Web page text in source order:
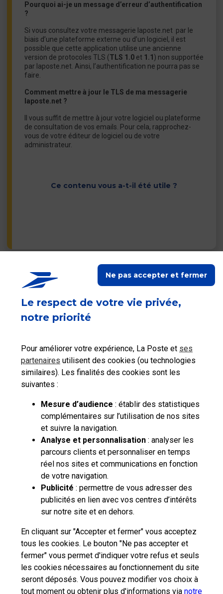
Le respect de votre vie privée,
notre priorité
Pour améliorer votre expérience, La Poste et ses
partenaires utilisent des cookies (ou technologies
similaires). Les finalités des cookies sont les
suivantes :
Mesure d’audience : établir des statistiques
complémentaires sur l’utilisation de nos sites
et suivre la navigation.
Analyse et personnalisation : analyser les
parcours clients et personnaliser en temps
réel nos sites et communications en fonction
de votre navigation.
Publicité : permettre de vous adresser des
publicités en lien avec vos centres d’intérêts
sur notre site et en dehors.
En cliquant sur "Accepter et fermer" vous acceptez
tous les cookies. Le bouton "Ne pas accepter et
fermer" vous permet d'indiquer votre refus et seuls
les cookies nécessaires au fonctionnement du site
seront déposés. Vous pouvez modifier vos choix à
tout moment ou obtenir plus d'informations via notre
Ne pas accepter et fermer
Pourquoi ai-je un message d’erreur d’authentification
?
Si vous consultez votre messagerie laposte.net par le
biais d’une plateforme externe ou d’un logiciel, il est
possible que cette application utilise une ancienne
version de protocoles TLS (TLS 1.0 et 1.1 ) non supportée
par laposte.net. Ainsi, l’authentification ne pourra pas se
faire.
Comment mettre à jour le TLS de ma messagerie
laposte.net ?
Il vous suffit de mettre à jour votre logiciel ou plateforme
de consultation de vos emails. Pour cela, rapprochez-
vous de votre éditeur de logiciel ou de votre
administrateur.
Ce contenu vous a-t-il été utile ?
Contacter les autres services du Groupe La